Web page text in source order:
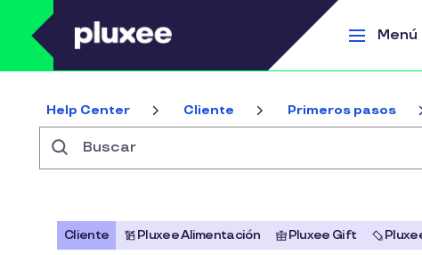
Pasar al contenido principal
Menú
Help Center Cliente Primeros pasos
Cliente Pluxee Alimentación Pluxee Gift